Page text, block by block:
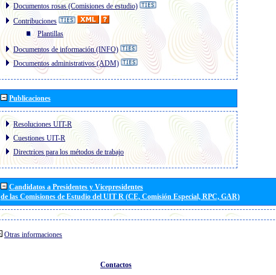
Documentos rosas (Comisiones de estudio)
Contribuciones
Plantillas
Documentos de información (INFO)
Documentos administrativos (ADM)
Publicaciones
Resoluciones UIT-R
Cuestiones UIT-R
Directrices para los métodos de trabajo
Candidatos a Presidentes y Vicepresidentes
de las Comisiones de Estudio del UIT R (CE, Comisión Especial, RPC, GAR)
Otras informaciones
Contactos